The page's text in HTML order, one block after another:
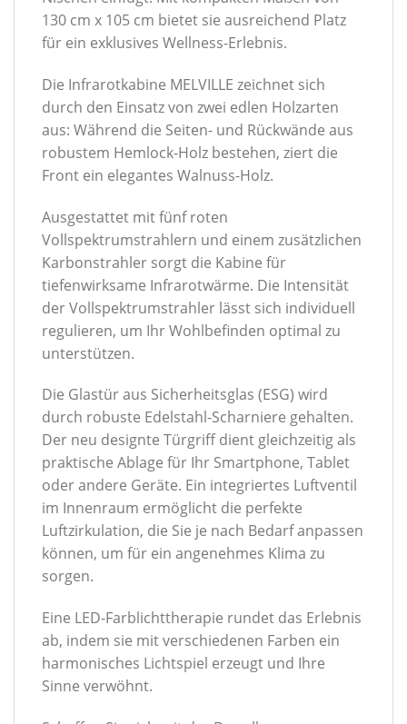
130 cm x 105 cm bietet sie ausreichend Platz
für ein exklusives Wellness-Erlebnis.
Die Infrarotkabine MELVILLE zeichnet sich
durch den Einsatz von zwei edlen Holzarten
aus: Während die Seiten- und Rückwände aus
robustem Hemlock-Holz bestehen, ziert die
Front ein elegantes Walnuss-Holz.
Ausgestattet mit fünf roten
Vollspektrumstrahlern und einem zusätzlichen
Karbonstrahler sorgt die Kabine für
tiefenwirksame Infrarotwärme. Die Intensität
der Vollspektrumstrahler lässt sich individuell
regulieren, um Ihr Wohlbefinden optimal zu
unterstützen.
Die Glastür aus Sicherheitsglas (ESG) wird
durch robuste Edelstahl-Scharniere gehalten.
Der neu designte Türgriff dient gleichzeitig als
praktische Ablage für Ihr Smartphone, Tablet
oder andere Geräte. Ein integriertes Luftventil
im Innenraum ermöglicht die perfekte
Luftzirkulation, die Sie je nach Bedarf anpassen
können, um für ein angenehmes Klima zu
sorgen.
Eine LED-Farblichttherapie rundet das Erlebnis
ab, indem sie mit verschiedenen Farben ein
harmonisches Lichtspiel erzeugt und Ihre
Sinne verwöhnt.